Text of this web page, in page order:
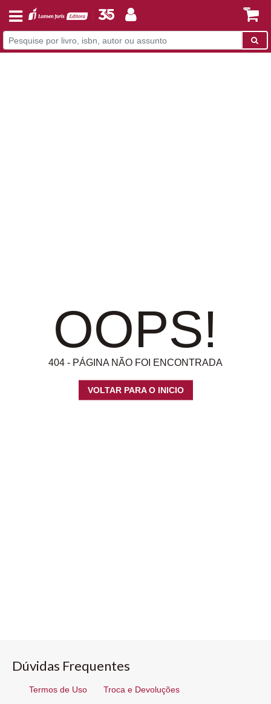
OOPS!
404 - PÁGINA NÃO FOI ENCONTRADA
VOLTAR PARA O INICIO
Dúvidas Frequentes
Termos de Uso Troca e Devoluções